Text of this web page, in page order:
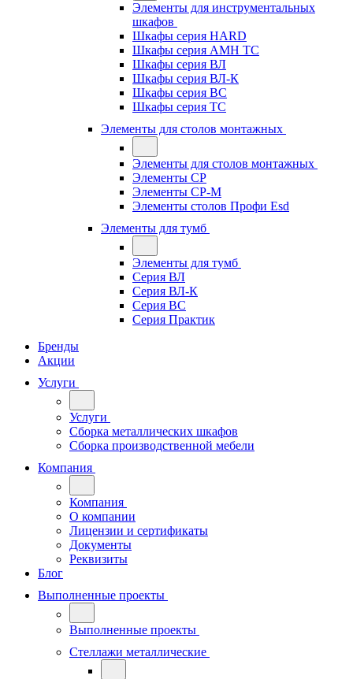
Элементы для инструментальных
шкафов
Шкафы серия HARD
Шкафы серия АМН ТС
Шкафы серия ВЛ
Шкафы серия ВЛ-К
Шкафы серия ВС
Шкафы серия ТС
Элементы для столов монтажных
Элементы для столов монтажных
Элементы СР
Элементы СР-М
Элементы столов Профи Esd
Элементы для тумб
Элементы для тумб
Серия ВЛ
Серия ВЛ-К
Серия ВС
Серия Практик
Бренды
Акции
Услуги
Услуги
Сборка металлических шкафов
Сборка производственной мебели
Компания
Компания
О компании
Лицензии и сертификаты
Документы
Реквизиты
Блог
Выполненные проекты
Выполненные проекты
Стеллажи металлические